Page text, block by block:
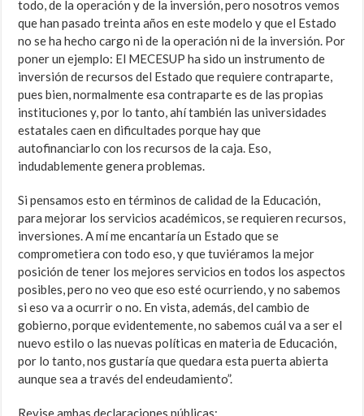
todo, de la operación y de la inversión, pero nosotros vemos
que han pasado treinta años en este modelo y que el Estado
no se ha hecho cargo ni de la operación ni de la inversión. Por
poner un ejemplo: El MECESUP ha sido un instrumento de
inversión de recursos del Estado que requiere contraparte,
pues bien, normalmente esa contraparte es de las propias
instituciones y, por lo tanto, ahí también las universidades
estatales caen en dificultades porque hay que
autofinanciarlo con los recursos de la caja. Eso,
indudablemente genera problemas.
Si pensamos esto en términos de calidad de la Educación,
para mejorar los servicios académicos, se requieren recursos,
inversiones. A mí me encantaría un Estado que se
comprometiera con todo eso, y que tuviéramos la mejor
posición de tener los mejores servicios en todos los aspectos
posibles, pero no veo que eso esté ocurriendo, y no sabemos
si eso va a ocurrir o no. En vista, además, del cambio de
gobierno, porque evidentemente, no sabemos cuál va a ser el
nuevo estilo o las nuevas políticas en materia de Educación,
por lo tanto, nos gustaría que quedara esta puerta abierta
aunque sea a través del endeudamiento”.